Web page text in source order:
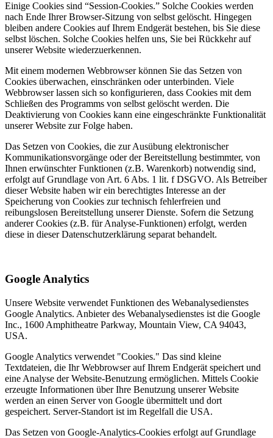
Einige Cookies sind “Session-Cookies.” Solche Cookies werden
nach Ende Ihrer Browser-Sitzung von selbst gelöscht. Hingegen
bleiben andere Cookies auf Ihrem Endgerät bestehen, bis Sie diese
selbst löschen. Solche Cookies helfen uns, Sie bei Rückkehr auf
unserer Website wiederzuerkennen.
Mit einem modernen Webbrowser können Sie das Setzen von
Cookies überwachen, einschränken oder unterbinden. Viele
Webbrowser lassen sich so konfigurieren, dass Cookies mit dem
Schließen des Programms von selbst gelöscht werden. Die
Deaktivierung von Cookies kann eine eingeschränkte Funktionalität
unserer Website zur Folge haben.
Das Setzen von Cookies, die zur Ausübung elektronischer
Kommunikationsvorgänge oder der Bereitstellung bestimmter, von
Ihnen erwünschter Funktionen (z.B. Warenkorb) notwendig sind,
erfolgt auf Grundlage von Art. 6 Abs. 1 lit. f DSGVO. Als Betreiber
dieser Website haben wir ein berechtigtes Interesse an der
Speicherung von Cookies zur technisch fehlerfreien und
reibungslosen Bereitstellung unserer Dienste. Sofern die Setzung
anderer Cookies (z.B. für Analyse-Funktionen) erfolgt, werden
diese in dieser Datenschutzerklärung separat behandelt.
Google Analytics
Unsere Website verwendet Funktionen des Webanalysedienstes
Google Analytics. Anbieter des Webanalysedienstes ist die Google
Inc., 1600 Amphitheatre Parkway, Mountain View, CA 94043,
USA.
Google Analytics verwendet "Cookies." Das sind kleine
Textdateien, die Ihr Webbrowser auf Ihrem Endgerät speichert und
eine Analyse der Website-Benutzung ermöglichen. Mittels Cookie
erzeugte Informationen über Ihre Benutzung unserer Website
werden an einen Server von Google übermittelt und dort
gespeichert. Server-Standort ist im Regelfall die USA.
Das Setzen von Google-Analytics-Cookies erfolgt auf Grundlage